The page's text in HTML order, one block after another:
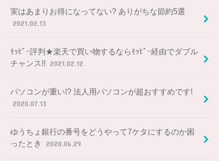
実はあまりお得になってない? ありがちな節約5選
2021.02.13
ﾓｯﾋﾟｰ評判★楽天で買い物するならﾓｯﾋﾟｰ経由でダブル
チャンス!!
2021.02.12
パソコンが重い!? 法人用パソコンが超おすすめです!
2020.07.13
ゆうちょ銀行の番号をどうやって7ケタにするのか困
ったとき
2020.06.29